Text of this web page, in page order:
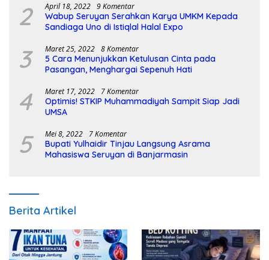
2 April 18, 2022 9 Komentar
Wabup Seruyan Serahkan Karya UMKM Kepada
Sandiaga Uno di Istiqlal Halal Expo
3 Maret 25, 2022 8 Komentar
5 Cara Menunjukkan Ketulusan Cinta pada
Pasangan, Menghargai Sepenuh Hati
4 Maret 17, 2022 7 Komentar
Optimis! STKIP Muhammadiyah Sampit Siap Jadi
UMSA
5 Mei 8, 2022 7 Komentar
Bupati Yulhaidir Tinjau Langsung Asrama
Mahasiswa Seruyan di Banjarmasin
Berita Artikel